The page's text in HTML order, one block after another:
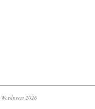
2026